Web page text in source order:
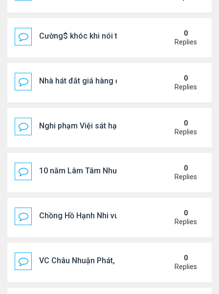
Cường$ khóc khi nói thật về hôn nhân
0
Replies
Nhà hát đắt giá hàng đầu tg ở VN
0
Replies
Nghi phạm Việi sát hại cụ bà 91 tuổi, phi tang xác
0
Replies
10 năm Lâm Tâm Như - Hoắc Kiến Hoa
0
Replies
Chồng Hồ Hạnh Nhi vui vẻ ôm người cũ của vợ
0
Replies
VC Châu Nhuận Phát, Lưu Gia Linh viếng vợ cũ ..
0
Replies